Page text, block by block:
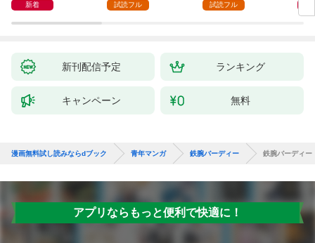
新着 試読フル 試読フル
新刊配信予定 ランキング
キャンペーン 無料
漫画無料試し読みならdブック 青年マンガ 鉄腕バーディー 鉄腕バーディー
アプリならもっと便利で快適に！